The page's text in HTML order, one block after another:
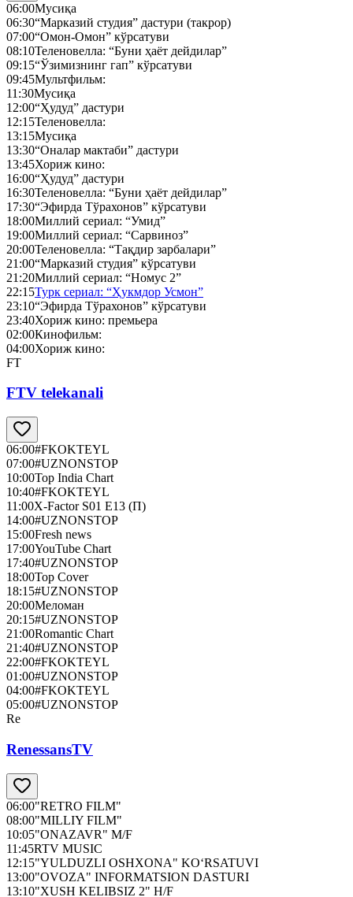
06:00Мусиқа
06:30“Марказий студия” дастури (такрор)
07:00“Омон-Омон” кўрсатуви
08:10Теленовелла: “Буни ҳаёт дейдилар”
09:15“Ўзимизнинг гап” кўрсатуви
09:45Мультфильм:
11:30Мусиқа
12:00“Ҳудуд” дастури
12:15Теленовелла:
13:15Мусиқа
13:30“Оналар мактаби” дастури
13:45Хориж кино:
16:00“Ҳудуд” дастури
16:30Теленовелла: “Буни ҳаёт дейдилар”
17:30“Эфирда Тўрахонов” кўрсатуви
18:00Миллий сериал: “Умид”
19:00Миллий сериал: “Сарвиноз”
20:00Теленовелла: “Тақдир зарбалари”
21:00“Марказий студия” кўрсатуви
21:20Миллий сериал: “Номус 2”
22:15Турк сериал: “Ҳукмдор Усмон”
23:10“Эфирда Тўрахонов” кўрсатуви
23:40Хориж кино: премьера
02:00Кинофильм:
04:00Хориж кино:
FT
FTV telekanali
06:00#FKOKTEYL
07:00#UZNONSTOP
10:00Top India Chart
10:40#FKOKTEYL
11:00X-Factor S01 E13 (П)
14:00#UZNONSTOP
15:00Fresh news
17:00YouTube Chart
17:40#UZNONSTOP
18:00Top Cover
18:15#UZNONSTOP
20:00Меломан
20:15#UZNONSTOP
21:00Romantic Chart
21:40#UZNONSTOP
22:00#FKOKTEYL
01:00#UZNONSTOP
04:00#FKOKTEYL
05:00#UZNONSTOP
Re
RenessansTV
06:00"RETRO FILM"
08:00"MILLIY FILM"
10:05"ONAZAVR" M/F
11:45RTV MUSIC
12:15"YULDUZLI OSHXONA" KO‘RSATUVI
13:00"OVOZA" INFORMATSION DASTURI
13:10"XUSH KELIBSIZ 2" H/F